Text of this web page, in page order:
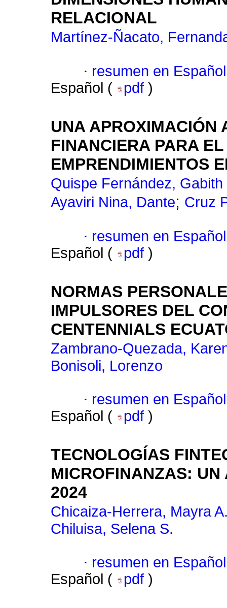
RELACIONAL
Martínez-Ñacato,
· resumen en Español
Español (
pdf )
UNA APROXIMACIÓN
FINANCIERA PARA
EMPRENDIMIENTOS
Quispe Fernández, Gabith
Ayaviri Nina, Dante; Cruz
· resumen en Español
Español (
pdf )
NORMAS
IMPULSORES DEL
CENTENNIALS
Zambrano-Quezada,
Bonisoli, Lorenzo
· resumen en Español
Español (
pdf )
TECNOLOGÍAS
MICROFINANZAS:
2024
Chicaiza-Herrera, Mayra
Chiluisa, Selena S.
· resumen en Español
Español (
pdf )